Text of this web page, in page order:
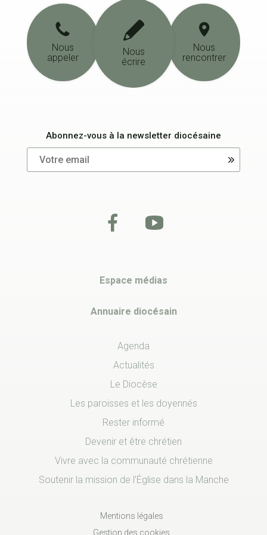
Nous
appeler
Nous
écrire
Nous
rencontrer
Abonnez-vous à la newsletter diocésaine
Espace médias
Annuaire diocésain
Agenda
Actualités
Le Diocèse
Les paroisses et les doyennés
Rester informé
Devenir et être chrétien
Vivre avec la communauté chrétienne
Soutenir la mission de l’Église dans la Manche
Mentions légales
Gestion des cookies